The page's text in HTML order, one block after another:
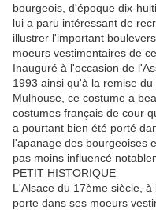
bourgeois, d'époque dix-
lui a paru intéressant de
illustrer l'important
moeurs vestimentaires de
Inauguré à l'occasion de
1993 ainsi qu'à la remise
Mulhouse, ce costume a
costumes français de cour
a pourtant bien été porté
l'apanage des bourgeoises
pas moins influencé
PETIT HISTORIQUE
L'Alsace du 17ème siècle,
porte dans ses moeurs